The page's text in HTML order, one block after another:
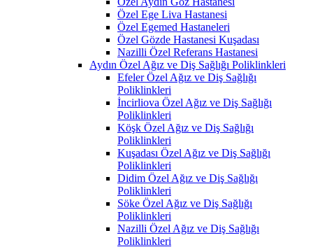
Özel Ege Liva Hastanesi
Özel Egemed Hastaneleri
Özel Gözde Hastanesi Kuşadası
Nazilli Özel Referans Hastanesi
Aydın Özel Ağız ve Diş Sağlığı Poliklinkleri
Efeler Özel Ağız ve Diş Sağlığı
Poliklinkleri
İncirliova Özel Ağız ve Diş Sağlığı
Poliklinkleri
Köşk Özel Ağız ve Diş Sağlığı
Poliklinkleri
Kuşadası Özel Ağız ve Diş Sağlığı
Poliklinkleri
Didim Özel Ağız ve Diş Sağlığı
Poliklinkleri
Söke Özel Ağız ve Diş Sağlığı
Poliklinkleri
Nazilli Özel Ağız ve Diş Sağlığı
Poliklinkleri